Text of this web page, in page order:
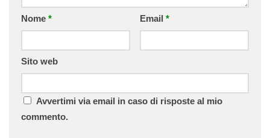
Nome * Email *
Sito web
Avvertimi via email in caso di risposte al mio
commento.